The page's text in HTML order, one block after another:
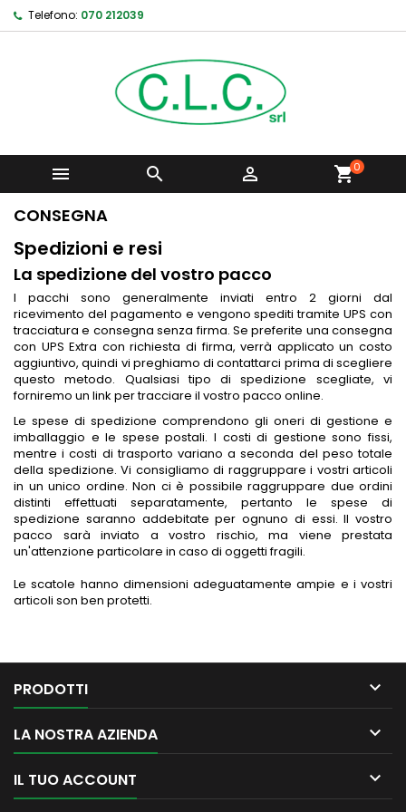
Telefono: 070 212039
   shopping_cart0
CONSEGNA
Spedizioni e resi
La spedizione del vostro pacco
I pacchi sono generalmente inviati entro 2 giorni dal
ricevimento del pagamento e vengono spediti tramite UPS con
tracciatura e consegna senza firma. Se preferite una consegna
con UPS Extra con richiesta di firma, verrà applicato un costo
aggiuntivo, quindi vi preghiamo di contattarci prima di scegliere
questo metodo. Qualsiasi tipo di spedizione scegliate, vi
forniremo un link per tracciare il vostro pacco online.
Le spese di spedizione comprendono gli oneri di gestione e
imballaggio e le spese postali. I costi di gestione sono fissi,
mentre i costi di trasporto variano a seconda del peso totale
della spedizione. Vi consigliamo di raggruppare i vostri articoli
in un unico ordine. Non ci è possibile raggruppare due ordini
distinti effettuati separatamente, pertanto le spese di
spedizione saranno addebitate per ognuno di essi. Il vostro
pacco sarà inviato a vostro rischio, ma viene prestata
un'attenzione particolare in caso di oggetti fragili.
Le scatole hanno dimensioni adeguatamente ampie e i vostri
articoli son ben protetti.
PRODOTTI 
LA NOSTRA AZIENDA 
IL TUO ACCOUNT 